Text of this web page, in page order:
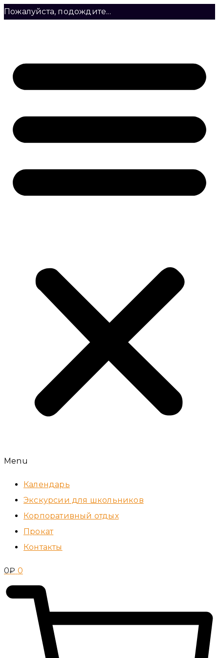
Пожалуйста, подождите...
Menu
Календарь
Экскурсии для школьников
Корпоративный отдых
Прокат
Контакты
0₽ 0